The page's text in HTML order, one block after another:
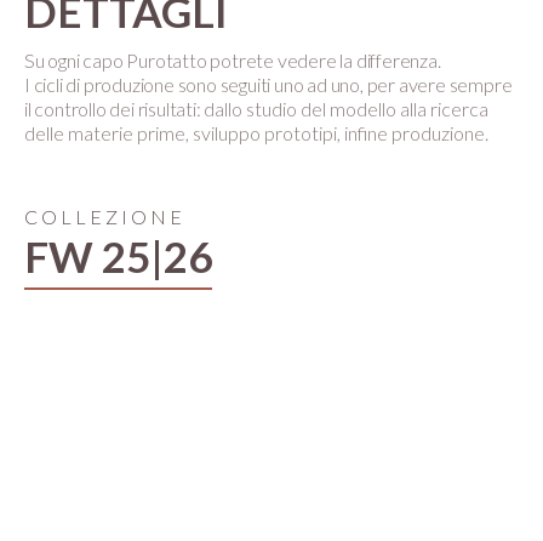
DETTAGLI
Su ogni capo Purotatto potrete vedere la differenza.
I cicli di produzione sono seguiti uno ad uno, per avere sempre
il controllo dei risultati: dallo studio del modello alla ricerca
delle materie prime, sviluppo prototipi, infine produzione.
COLLEZIONE
FW 25|26